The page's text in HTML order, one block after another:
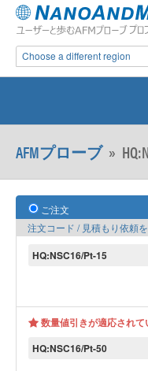
Choose a different region
AFMプローブ»
ご注文
注文コード / 見積もり依頼
HQ:NSC16/Pt-15
数量値引きが適応され
HQ:NSC16/Pt-50